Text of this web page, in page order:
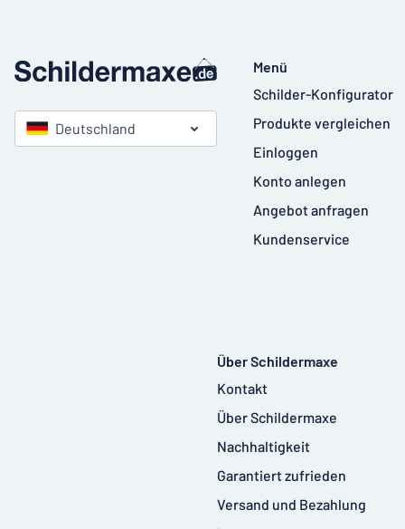
Deutschland
Menü
Schilder-Konfigurator
Produkte vergleichen
Einloggen
Konto anlegen
Angebot anfragen
Kundenservice
Über Schildermaxe
Kontakt
Über Schildermaxe
Nachhaltigkeit
Garantiert zufrieden
Versand und Bezahlung